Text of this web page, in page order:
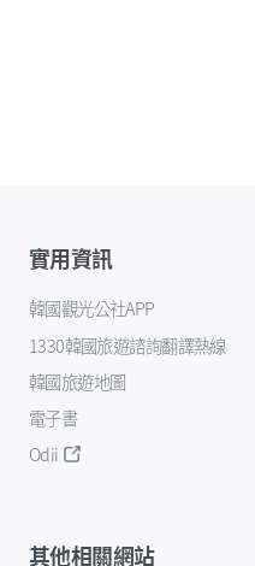
實用資訊
韓國觀光公社APP
1330韓國旅遊諮詢翻譯熱線
韓國旅遊地圖
電子書
Odii
其他相關網站